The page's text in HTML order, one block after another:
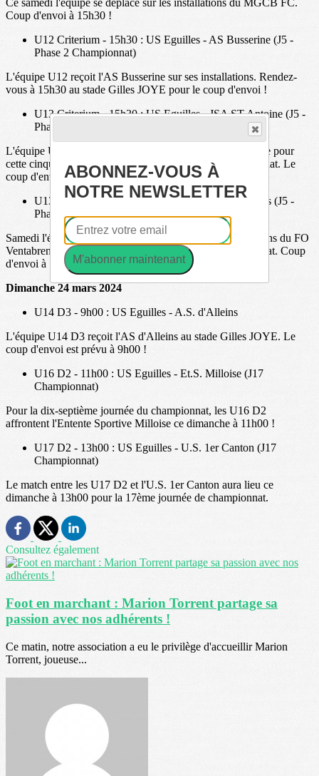
Ce samedi l'équipe se déplace sur les installations du MGCB FC.
Coup d'envoi à 15h30 !
U12 Criterium - 15h30 : US Eguilles - AS Busserine (J5 -
Phase 2 Championnat)
L'équipe U12 reçoit l'AS Busserine sur ses installations. Rendez-
vous à 15h30 au stade Gilles JOYE pour le coup d'envoi !
U13 Criterium - 15h30 : US Eguilles - JSA ST Antoine (J5 -
Phase 2 Championnat)
L'équipe U13 reçoit sur ses installations le JSA ST Antoine pour
cette cinquième journée de la seconde phase de championnat. Le
coup d'envoi est prévu à 15h30 !
U13 Niveau 1 - 15h00 : FO Ventabren - US Eguilles (J5 -
Phase 2 Championnat)
Samedi l'équipe U13 niveau 1 se déplace sur les installations du FO
Ventabren pour la suite de la seconde phase de championnat. Coup
d'envoi à 15h00 !
Dimanche 24 mars 2024
U14 D3 - 9h00 : US Eguilles - A.S. d'Alleins
L'équipe U14 D3 reçoit l'AS d'Alleins au stade Gilles JOYE. Le
coup d'envoi est prévu à 9h00 !
U16 D2 - 11h00 : US Eguilles - Et.S. Milloise (J17
Championnat)
Pour la dix-septième journée du championnat, les U16 D2
affrontent l'Entente Sportive Milloise ce dimanche à 11h00 !
U17 D2 - 13h00 : US Eguilles - U.S. 1er Canton (J17
Championnat)
Le match entre les U17 D2 et l'U.S. 1er Canton aura lieu ce
dimanche à 13h00 pour la 17ème journée de championnat.
Consultez également
Foot en marchant : Marion Torrent partage sa
passion avec nos adhérents !
Ce matin, notre association a eu le privilège d'accueillir Marion
Torrent, joueuse...
ABONNEZ-VOUS À
NOTRE NEWSLETTER
M'abonner maintenant